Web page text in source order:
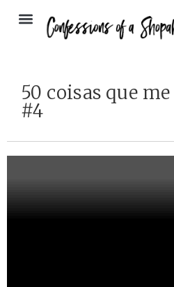
50 coisas que
#4